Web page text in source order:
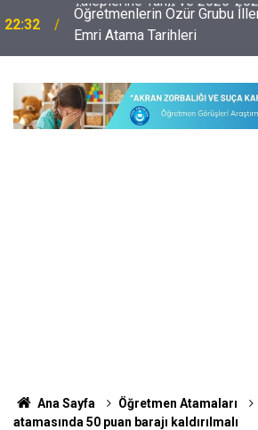
22:32
Öğretmenlerin Özür Grubu
Emri Atama Tarihleri
Ana Sayfa Öğretmen Atamaları
atamasında 50 puan barajı kaldırılmalı